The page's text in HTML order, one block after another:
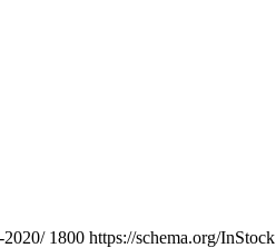
2020/ 1800 https://schema.org/InStock